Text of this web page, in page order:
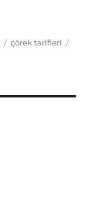
Etiketler
çörek tarifleri